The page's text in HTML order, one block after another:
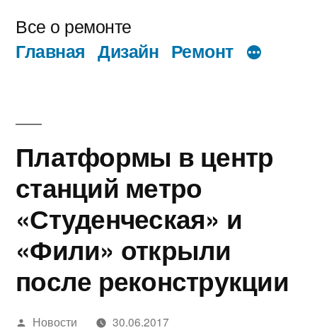
содержимому
Все о ремонте
Главная Дизайн Ремонт
Платформы в центр
станций метро
«Студенческая» и
«Фили» открыли
после реконструкции
Написано
Новости 30.06.2017